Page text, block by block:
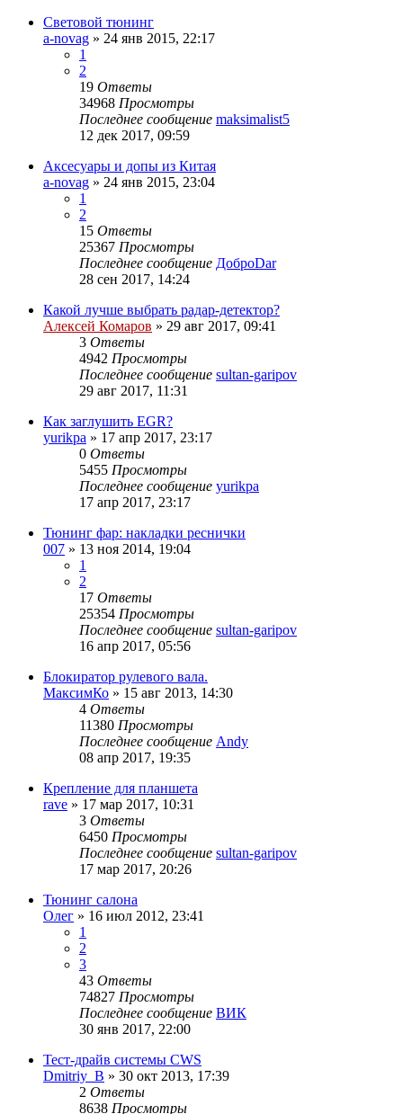
Световой тюнинг
a-novag » 24 янв 2015, 22:17
1
2
19 Ответы
34968 Просмотры
Последнее сообщение maksimalist5
12 дек 2017, 09:59
Аксесуары и допы из Китая
a-novag » 24 янв 2015, 23:04
1
2
15 Ответы
25367 Просмотры
Последнее сообщение ДоброDar
28 сен 2017, 14:24
Какой лучше выбрать радар-детектор?
Алексей Комаров » 29 авг 2017, 09:41
3 Ответы
4942 Просмотры
Последнее сообщение sultan-garipov
29 авг 2017, 11:31
Как заглушить EGR?
yurikpa » 17 апр 2017, 23:17
0 Ответы
5455 Просмотры
Последнее сообщение yurikpa
17 апр 2017, 23:17
Тюнинг фар: накладки реснички
007 » 13 ноя 2014, 19:04
1
2
17 Ответы
25354 Просмотры
Последнее сообщение sultan-garipov
16 апр 2017, 05:56
Блокиратор рулевого вала.
МаксимКо » 15 авг 2013, 14:30
4 Ответы
11380 Просмотры
Последнее сообщение Andy
08 апр 2017, 19:35
Крепление для планшета
rave » 17 мар 2017, 10:31
3 Ответы
6450 Просмотры
Последнее сообщение sultan-garipov
17 мар 2017, 20:26
Тюнинг салона
Олег » 16 июл 2012, 23:41
1
2
3
43 Ответы
74827 Просмотры
Последнее сообщение ВИК
30 янв 2017, 22:00
Тест-драйв системы CWS
Dmitriy_B » 30 окт 2013, 17:39
2 Ответы
8638 Просмотры